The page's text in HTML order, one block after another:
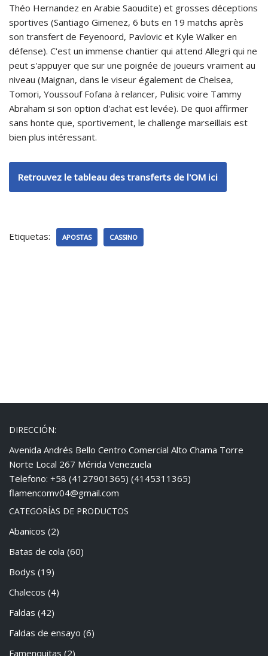
Théo Hernandez en Arabie Saoudite) et grosses déceptions
sportives (Santiago Gimenez, 6 buts en 19 matchs après
son transfert de Feyenoord, Pavlovic et Kyle Walker en
défense). C'est un immense chantier qui attend Allegri qui ne
peut s'appuyer que sur une poignée de joueurs vraiment au
niveau (Maignan, dans le viseur également de Chelsea,
Tomori, Youssouf Fofana à relancer, Pulisic voire Tammy
Abraham si son option d'achat est levée). De quoi affirmer
sans honte que, sportivement, le challenge marseillais est
bien plus intéressant.
Retrouvez le tableau des transferts de l'OM ici
Etiquetas: APOSTAS CASSINO
DIRECCIÓN:
Avenida Andrés Bello Centro Comercial Alto Chama Torre
Norte Local 267 Mérida Venezuela
Telefono: +58 (4127901365) (4145311365)
flamencomv04@gmail.com
CATEGORÍAS DE PRODUCTOS
Abanicos (2)
Batas de cola (60)
Bodys (19)
Chalecos (4)
Faldas (42)
Faldas de ensayo (6)
Famenquitas (2)